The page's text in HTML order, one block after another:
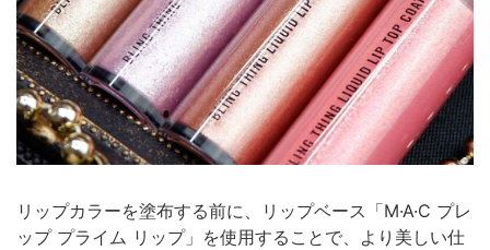
リップカラーを塗布する前に、リップベース「M·A·C プレ
ップ プライム リップ」を使用することで、より美しい仕